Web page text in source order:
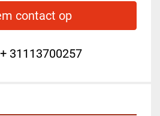
contact op
+ 31113700257